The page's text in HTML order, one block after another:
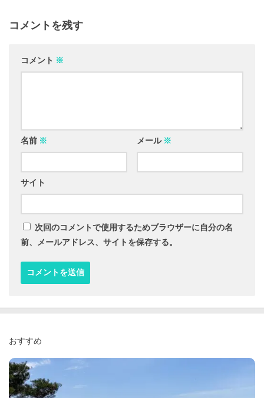
コメントを残す
コメント ※
名前 ※ メール ※
サイト
次回のコメントで使用するためブラウザーに自分の名
前、メールアドレス、サイトを保存する。
おすすめ